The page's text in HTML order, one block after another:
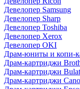
Девелопер Samsung
Девелопер Sharp
Девелопер Toshiba
Девелопер Xerox
Девелопер OKI
Драм-юниты и копи-
Драм-картриджи
Драм-картриджи Bulat
Драм-картриджи